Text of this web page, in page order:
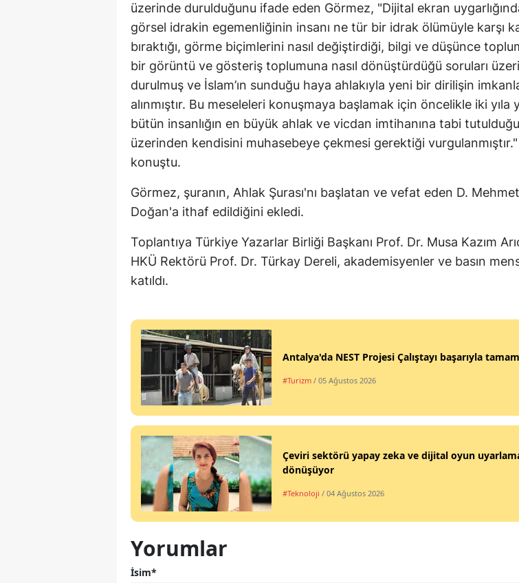
İstanbul
İzmir
Kars
Kastamonu
Kayseri
Kırklareli
Konya
Kütahya
Manisa
Kahramanmaraş
Nevşehir
Ordu
üzerinde durulduğunu ifade eden Görmez, "Dijital ekran
görsel idrakin egemenliğinin insanı ne tür bir idrak ölümüyle karşı
bıraktığı, görme biçimlerini nasıl değiştirdiği, bilgi ve düşünce
bir görüntü ve gösteriş toplumuna nasıl dönüştürdüğü soruları
durulmuş ve İslam’ın sunduğu haya ahlakıyla yeni bir dirilişin
alınmıştır. Bu meseleleri konuşmaya başlamak için öncelikle iki yıla
bütün insanlığın en büyük ahlak ve vicdan imtihanına tabi
üzerinden kendisini muhasebeye çekmesi gerektiği
konuştu.
Görmez, şuranın, Ahlak Şurası'nı başlatan ve vefat eden D. Mehmet
Doğan'a ithaf edildiğini ekledi.
Toplantıya Türkiye Yazarlar Birliği Başkanı Prof. Dr. Musa Kazım
HKÜ Rektörü Prof. Dr. Türkay Dereli, akademisyenler ve basın
katıldı.
Antalya'da NEST Projesi Çalıştayı başarıyla
#Turizm / 05 Ağustos 2026
Çeviri sektörü yapay zeka ve dijital oyun
dönüşüyor
#Teknoloji / 04 Ağustos 2026
Yorumlar
İsim*